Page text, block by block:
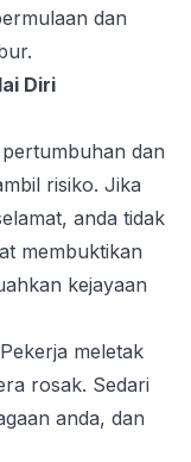
dan
Diri
dan
risiko. Jika
anda tidak
membuktikan
kejayaan
meletak
rosak. Sedari
anda, dan